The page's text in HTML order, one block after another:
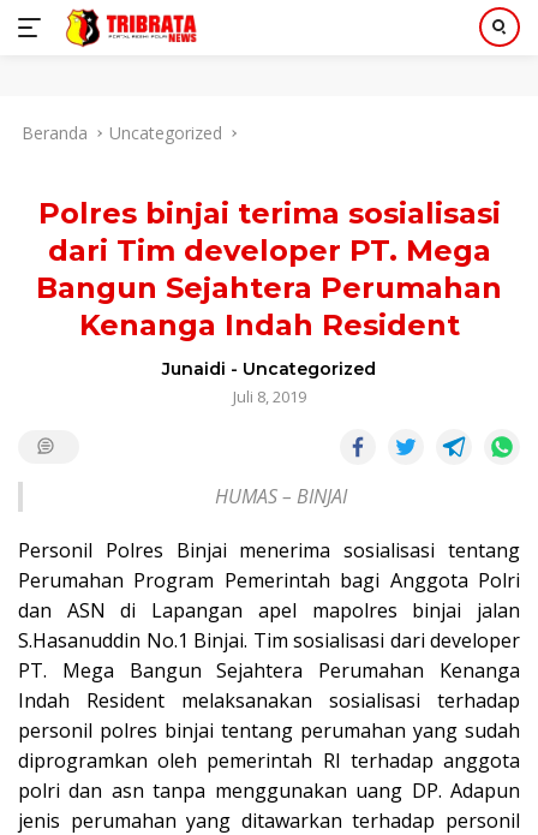
Beranda Uncategorized
Polres binjai terima sosialisasi
dari Tim developer PT. Mega
Bangun Sejahtera Perumahan
Kenanga Indah Resident
Junaidi - Uncategorized
Juli 8, 2019
HUMAS – BINJAI
Personil Polres Binjai menerima sosialisasi tentang
Perumahan Program Pemerintah bagi Anggota Polri
dan ASN di Lapangan apel mapolres binjai jalan
S.Hasanuddin No.1 Binjai. Tim sosialisasi dari developer
PT. Mega Bangun Sejahtera Perumahan Kenanga
Indah Resident melaksanakan sosialisasi terhadap
personil polres binjai tentang perumahan yang sudah
diprogramkan oleh pemerintah RI terhadap anggota
polri dan asn tanpa menggunakan uang DP. Adapun
jenis perumahan yang ditawarkan terhadap personil